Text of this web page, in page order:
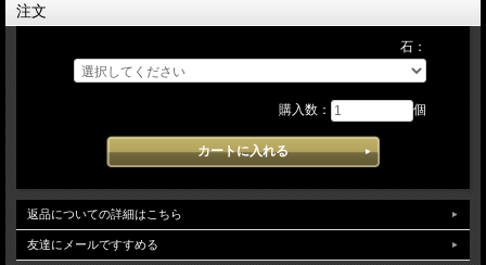
注文
石：
購入数： 個
返品についての詳細はこちら
友達にメールですすめる